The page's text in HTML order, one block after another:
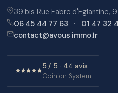
39 bis Rue Fabre d'Eglantine,
06 45 44 77 63 · 01 47 32
contact@avouslimmo.fr
5 / 5 · 44 avis
Opinion System